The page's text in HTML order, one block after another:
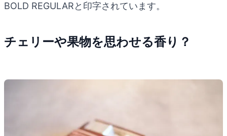
BOLD REGULARと印字されています。
チェリーや果物を思わせる香り？